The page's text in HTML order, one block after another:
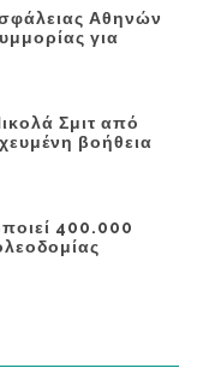
Αθηνών
για
Σμιτ από
βοήθεια
400.000